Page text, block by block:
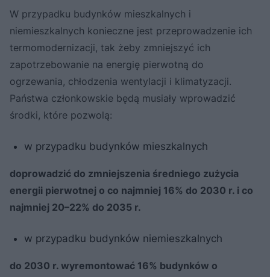
W przypadku budynków mieszkalnych i
niemieszkalnych konieczne jest przeprowadzenie ich
termomodernizacji, tak żeby zmniejszyć ich
zapotrzebowanie na energię pierwotną do
ogrzewania, chłodzenia wentylacji i klimatyzacji.
Państwa członkowskie będą musiały wprowadzić
środki, które pozwolą:
w przypadku budynków mieszkalnych
doprowadzić do zmniejszenia średniego zużycia
energii pierwotnej o co najmniej 16% do 2030 r. i co
najmniej 20–22% do 2035 r.
w przypadku budynków niemieszkalnych
do 2030 r. wyremontować 16% budynków o